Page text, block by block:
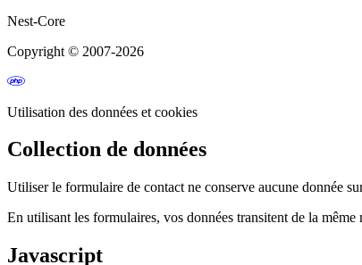
Nest-Core
Copyright © 2007-2026
Utilisation des données et cookies
Collection de données
Utiliser le formulaire de contact ne conserve aucune donnée
En utilisant les formulaires, vos données transitent de la
Javascript